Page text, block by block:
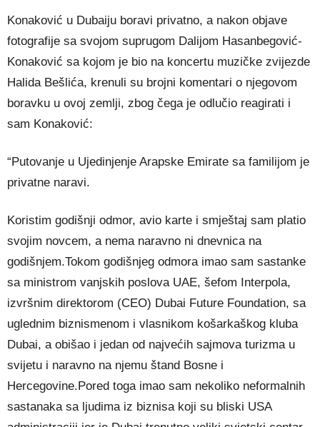
Konaković u Dubaiju boravi privatno, a nakon objave
fotografije sa svojom suprugom Dalijom Hasanbegović-
Konaković sa kojom je bio na koncertu muzičke zvijezde
Halida Bešlića, krenuli su brojni komentari o njegovom
boravku u ovoj zemlji, zbog čega je odlučio reagirati i
sam Konaković:
“Putovanje u Ujedinjenje Arapske Emirate sa familijom je
privatne naravi.
Koristim godišnji odmor, avio karte i smještaj sam platio
svojim novcem, a nema naravno ni dnevnica na
godišnjem.Tokom godišnjeg odmora imao sam sastanke
sa ministrom vanjskih poslova UAE, šefom Interpola,
izvršnim direktorom (CEO) Dubai Future Foundation, sa
uglednim biznismenom i vlasnikom košarkaškog kluba
Dubai, a obišao i jedan od najvećih sajmova turizma u
svijetu i naravno na njemu štand Bosne i
Hercegovine.Pored toga imao sam nekoliko neformalnih
sastanaka sa ljudima iz biznisa koji su bliski USA